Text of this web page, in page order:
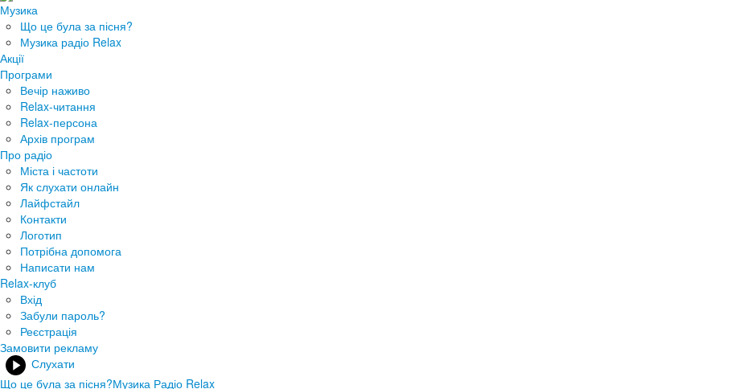
Музика
Що це була за пісня?
Музика радіо Relax
Акції
Програми
Вечір наживо
Relax-читання
Relax-персона
Архів програм
Про радіо
Міста і частоти
Як слухати онлайн
Лайфстайл
Контакти
Логотип
Потрібна допомога
Написати нам
Relax-клуб
Вхід
Забули пароль?
Реєстрація
Замовити рекламу
Слухати
Що це була за пісня?Музика Радіо Relax